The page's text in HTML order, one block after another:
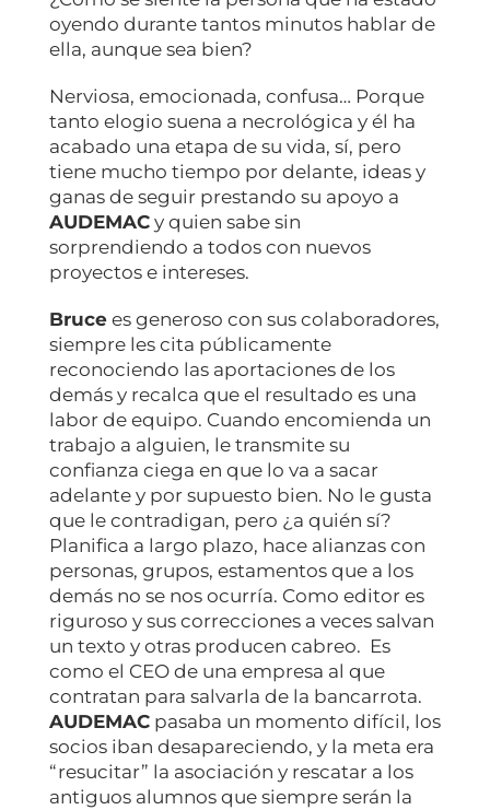
oyendo durante tantos minutos hablar de
ella, aunque sea bien?
Nerviosa, emocionada, confusa… Porque
tanto elogio suena a necrológica y él ha
acabado una etapa de su vida, sí, pero
tiene mucho tiempo por delante, ideas y
ganas de seguir prestando su apoyo a
AUDEMACy quien sabe sin
sorprendiendo a todos con nuevos
proyectos e intereses.
Brucees generoso con sus colaboradores,
siempre les cita públicamente
reconociendo las aportaciones de los
demás y recalca que el resultado es una
labor de equipo. Cuando encomienda un
trabajo a alguien, le transmite su
confianza ciega en que lo va a sacar
adelante y por supuesto bien. No le gusta
que le contradigan, pero ¿a quién sí?
Planifica a largo plazo, hace alianzas con
personas, grupos, estamentos que a los
demás no se nos ocurría. Como editor es
riguroso y sus correcciones a veces salvan
un texto y otras producen cabreo. Es
como el CEO de una empresa al que
contratan para salvarla de la bancarrota.
AUDEMACpasaba un momento difícil, los
socios iban desapareciendo, y la meta era
“resucitar” la asociación y rescatar a los
antiguos alumnos que siempre serán la